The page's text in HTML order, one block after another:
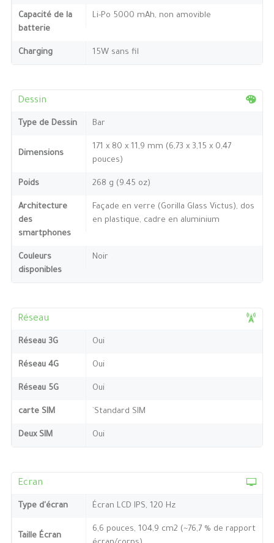
Capacité de la
batterie
Li-Po 5000 mAh, non amovible
Charging 15W sans fil
Dessin
Type de Dessin Bar
Dimensions
171 x 80 x 11,9 mm (6,73 x 3,15 x 0,47
pouces)
Poids 268 g (9.45 oz)
Architecture
des
smartphones
Façade en verre (Gorilla Glass Victus), dos
en plastique, cadre en aluminium
Couleurs
disponibles
Noir
Réseau
Réseau 3G Oui
Réseau 4G Oui
Réseau 5G Oui
carte SIM `Standard SIM
Deux SIM Oui
Ecran
Type d'écran Écran LCD IPS, 120 Hz
Taille Écran
6,6 pouces, 104,9 cm2 (~76,7 % de rapport